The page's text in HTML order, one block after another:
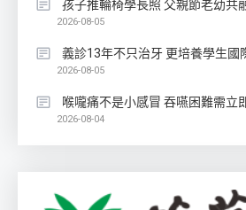
孩子推輪椅學長照 父親節老幼共
2026-08-05
義診13年不只治牙 更培養學生國
2026-08-05
喉嚨痛不是小感冒 吞嚥困難需立
2026-08-04